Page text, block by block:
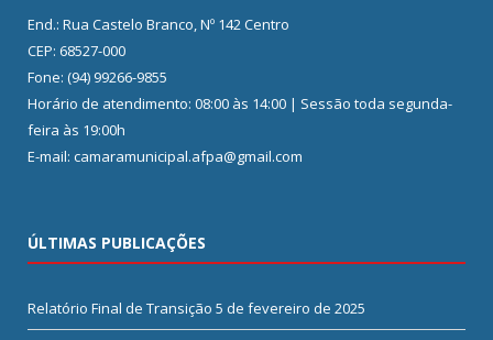
End.: Rua Castelo Branco, Nº 142 Centro
CEP: 68527-000
Fone: (94) 99266-9855
Horário de atendimento: 08:00 às 14:00 | Sessão toda segunda-
feira às 19:00h
E-mail: camaramunicipal.afpa@gmail.com
ÚLTIMAS PUBLICAÇÕES
Relatório Final de Transição 5 de fevereiro de 2025